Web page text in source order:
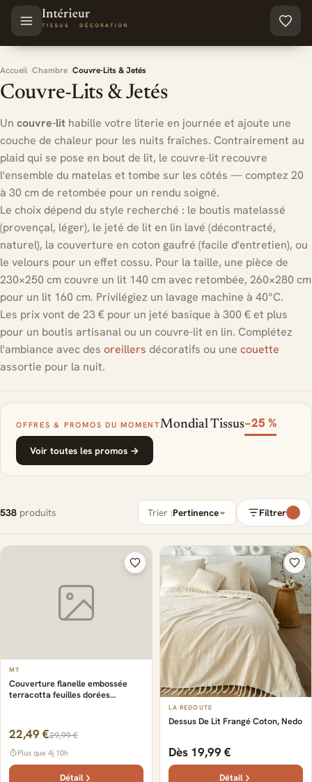
Aller au contenu principal
Accueil Chambre Couvre-Lits & Jetés
Couvre-Lits & Jetés
Un couvre-lit habille votre literie en journée et ajoute une
couche de chaleur pour les nuits fraîches. Contrairement au
plaid qui se pose en bout de lit, le couvre-lit recouvre
l'ensemble du matelas et tombe sur les côtés — comptez 20
à 30 cm de retombée pour un rendu soigné.
Le choix dépend du style recherché : le boutis matelassé
(provençal, léger), le jeté de lit en lin lavé (décontracté,
naturel), la couverture en coton gaufré (facile d'entretien), ou
le velours pour un effet cossu. Pour la taille, une pièce de
230×250 cm couvre un lit 140 cm avec retombée, 260×280 cm
pour un lit 160 cm. Privilégiez un lavage machine à 40°C.
Les prix vont de 23 € pour un jeté basique à 300 € et plus
pour un boutis artisanal ou un couvre-lit en lin. Complétez
l'ambiance avec des oreillers décoratifs ou une couette
assortie pour la nuit.
OFFRES & PROMOS DU MOMENTMondial Tissus−25 %
Voir toutes les promos →
538 produits Trier :Pertinence Filtrer
MT
Couverture flanelle embossée
terracotta feuilles dorées
22,49 €29,99 €
Plus que 4j 10h
Détail
LA REDOUTE
Dessus De Lit Frangé Coton, Nedo
Dès 19,99 €
Détail